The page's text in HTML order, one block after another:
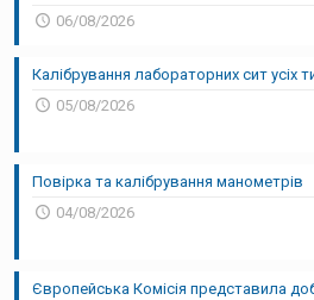
06/08/2026
Калібрування лабораторних сит усіх
05/08/2026
Повірка та калібрування манометрів
04/08/2026
Європейська Комісія представила